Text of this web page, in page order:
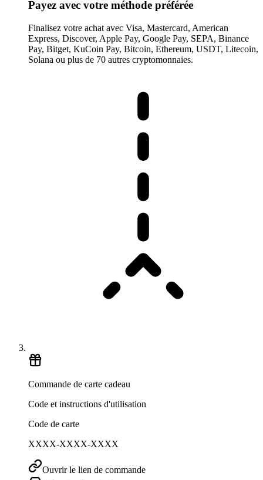
Payez avec votre méthode préférée
Finalisez votre achat avec Visa, Mastercard, American
Express, Discover, Apple Pay, Google Pay, SEPA, Binance
Pay, Bitget, KuCoin Pay, Bitcoin, Ethereum, USDT, Litecoin,
Solana ou plus de 70 autres cryptomonnaies.
Commande de carte cadeau
Code et instructions d'utilisation
Code de carte
XXXX-XXXX-XXXX
Ouvrir le lien de commande